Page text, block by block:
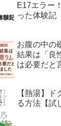
E17エラー
った体験記
お腹の中の
結果は「良
は必要だと
【熱湯】ド
る方法【試